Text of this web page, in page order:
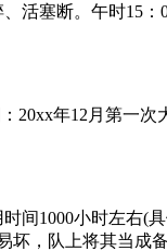
塞断。午时15
20xx年12月第一
间1000小时左右
，队上将其当成